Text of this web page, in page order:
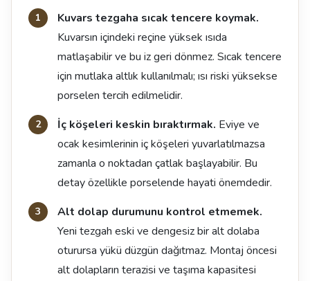
Kuvars tezgaha sıcak tencere koymak.
Kuvarsın içindeki reçine yüksek ısıda
matlaşabilir ve bu iz geri dönmez. Sıcak tencere
için mutlaka altlık kullanılmalı; ısı riski yüksekse
porselen tercih edilmelidir.
İç köşeleri keskin bıraktırmak. Eviye ve
ocak kesimlerinin iç köşeleri yuvarlatılmazsa
zamanla o noktadan çatlak başlayabilir. Bu
detay özellikle porselende hayati önemdedir.
Alt dolap durumunu kontrol etmemek.
Yeni tezgah eski ve dengesiz bir alt dolaba
oturursa yükü düzgün dağıtmaz. Montaj öncesi
alt dolapların terazisi ve taşıma kapasitesi